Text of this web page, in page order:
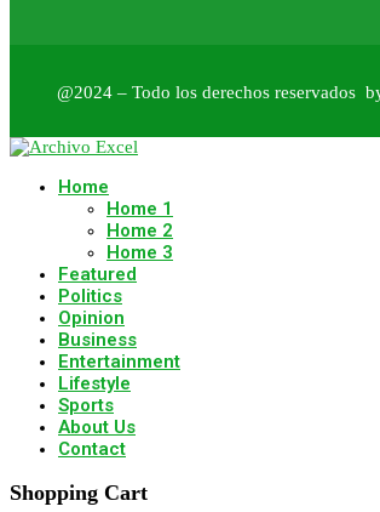
@2024 – Todo los derechos reservados
Home
Home 1
Home 2
Home 3
Featured
Politics
Opinion
Business
Entertainment
Lifestyle
Sports
About Us
Contact
Shopping Cart